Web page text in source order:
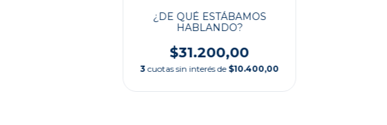
¿DE QUÉ ESTÁBAMOS
HABLANDO?
$31.200,00
3 cuotas sin interés de $10.400,00